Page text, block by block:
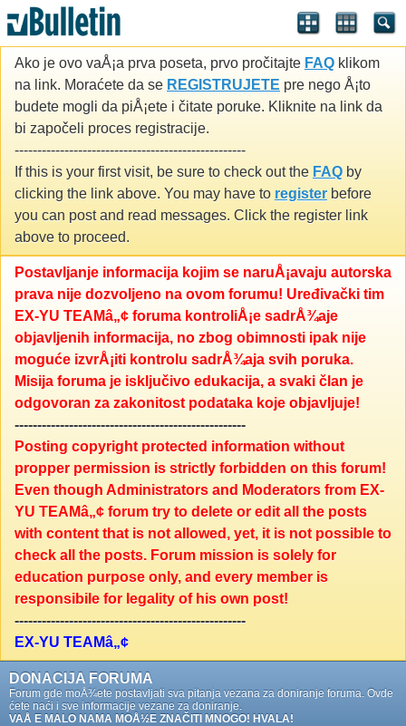
Ako je ovo vaÅ¡a prva poseta, prvo pročitajte FAQ klikom
na link. Moraćete da se REGISTRUJETE pre nego Å¡to
budete mogli da piÅ¡ete i čitate poruke. Kliknite na link da
bi započeli proces registracije.
---------------------------------------------------
If this is your first visit, be sure to check out the FAQ by
clicking the link above. You may have to register before
you can post and read messages. Click the register link
above to proceed.
Postavljanje informacija kojim se naruÅ¡avaju autorska
prava nije dozvoljeno na ovom forumu! Uređivački tim
EX-YU TEAMâ„¢ foruma kontroliÅ¡e sadrÅ¾aje
objavljenih informacija, no zbog obimnosti ipak nije
moguće izvrÅ¡iti kontrolu sadrÅ¾aja svih poruka.
Misija foruma je isključivo edukacija, a svaki član je
odgovoran za zakonitost podataka koje objavljuje!
---------------------------------------------------
Posting copyright protected information without
propper permission is strictly forbidden on this forum!
Even though Administrators and Moderators from EX-
YU TEAMâ„¢ forum try to delete or edit all the posts
with content that is not allowed, yet, it is not possible to
check all the posts. Forum mission is solely for
education purpose only, and every member is
responsibile for legality of his own post!
---------------------------------------------------
EX-YU TEAMâ„¢
DONACIJA FORUMA
Forum gde moÅ¾ete postavljati sva pitanja vezana za doniranje foruma. Ovde
ćete naći i sve informacije vezane za doniranje.
VAÅ E MALO NAMA MOÅ½E ZNAČITI MNOGO! HVALA!